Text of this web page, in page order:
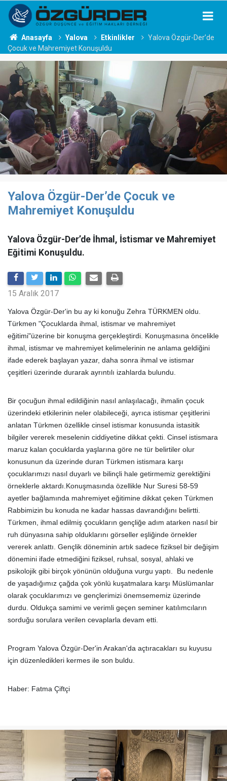
Anasayfa Yalova Etkinlikler
Yalova Özgür-Der’de
Çocuk ve Mahremiyet Konuşuldu
Yalova Özgür-Der’de Çocuk ve
Mahremiyet Konuşuldu
Yalova Özgür-Der’de İhmal, İstismar ve Mahremiyet
Eğitimi Konuşuldu.
15 Aralık 2017
Yalova Özgür-Der'in bu ay ki konuğu Zehra TÜRKMEN oldu.
Türkmen "Çocuklarda ihmal, istismar ve mahremiyet
eğitimi"üzerine bir konuşma gerçekleştirdi. Konuşmasına öncelikle
ihmal, istismar ve mahremiyet kelimelerinin ne anlama geldiğini
ifade ederek başlayan yazar, daha sonra ihmal ve istismar
çeşitleri üzerinde durarak ayrıntılı izahlarda bulundu.
Bir çocuğun ihmal edildiğinin nasıl anlaşılacağı, ihmalin çocuk
üzerindeki etkilerinin neler olabileceği, ayrıca istismar çeşitlerini
anlatan Türkmen özellikle cinsel istismar konusunda istasitik
bilgiler vererek meselenin ciddiyetine dikkat çekti. Cinsel istismara
maruz kalan çocuklarda yaşlarına göre ne tür belirtiler olur
konusunun da üzerinde duran Türkmen istismara karşı
çocuklarımızı nasıl duyarlı ve bilinçli hale getirmemiz gerektiğini
örneklerle aktardı.Konuşmasında özellikle Nur Suresi 58-59
ayetler bağlamında mahremiyet eğitimine dikkat çeken Türkmen
Rabbimizin bu konuda ne kadar hassas davrandığını belirtti.
Türkmen, ihmal edilmiş çocukların gençliğe adım atarken nasıl bir
ruh dünyasına sahip olduklarını görseller eşliğinde örnekler
vererek anlattı. Gençlik döneminin artık sadece fiziksel bir değişim
dönemini ifade etmediğini fiziksel, ruhsal, sosyal, ahlaki ve
psikolojik gibi birçok yönünün olduğuna vurgu yaptı. Bu nedenle
de yaşadığımız çağda çok yönlü kuşatmalara karşı Müslümanlar
olarak çocuklarımızı ve gençlerimizi önemsememiz üzerinde
durdu. Oldukça samimi ve verimli geçen seminer katılımcıların
sorduğu sorulara verilen cevaplarla devam etti.
Program Yalova Özgür-Der'in Arakan'da açtıracakları su kuyusu
için düzenledikleri kermes ile son buldu.
Haber: Fatma Çiftçi